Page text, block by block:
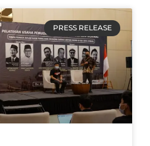
PRESS RELEASE